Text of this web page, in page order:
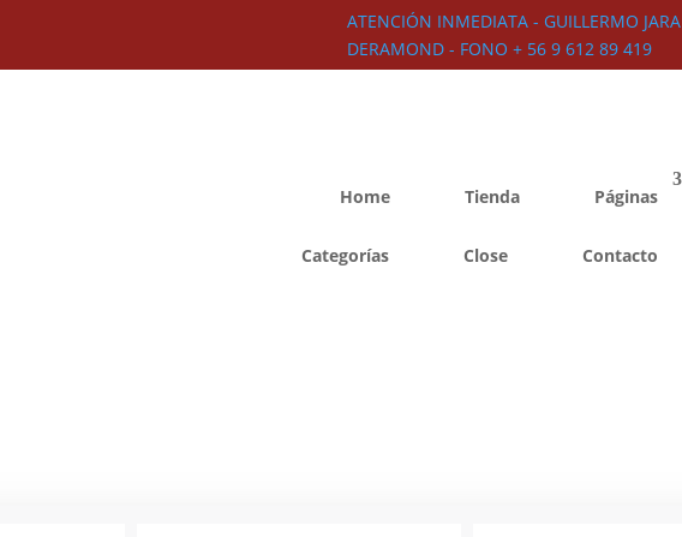
ATENCIÓN INMEDIATA - GUILLERMO JARA
DERAMOND - FONO + 56 9 612 89 419
Home Tienda Páginas
Categorías Close Contacto